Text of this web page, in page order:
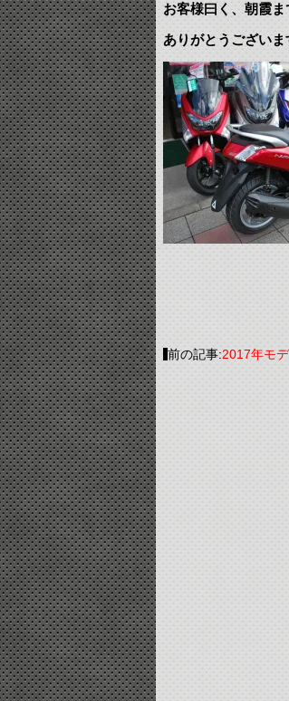
お客様曰く、朝霞
ありがとうござい
前の記事:2017年モ